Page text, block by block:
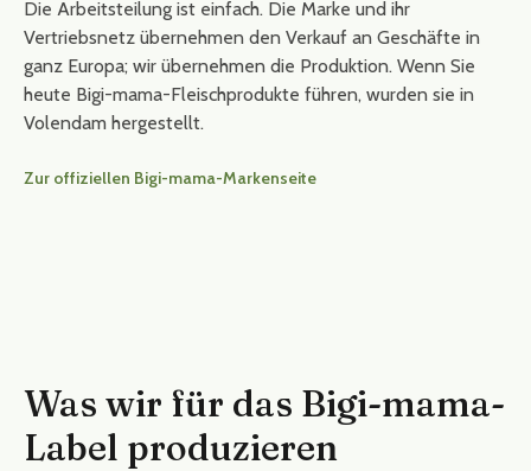
Die Arbeitsteilung ist einfach. Die Marke und ihr
Vertriebsnetz übernehmen den Verkauf an Geschäfte in
ganz Europa; wir übernehmen die Produktion. Wenn Sie
heute Bigi-mama-Fleischprodukte führen, wurden sie in
Volendam hergestellt.
Zur offiziellen Bigi-mama-Markenseite
Was wir für das Bigi-mama-
Label produzieren